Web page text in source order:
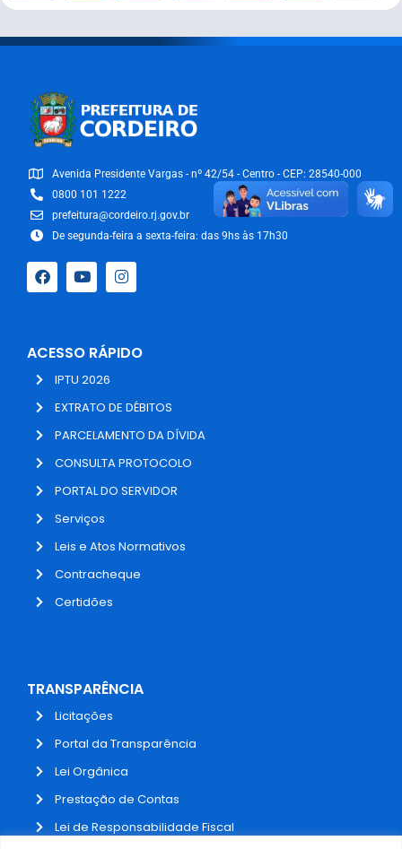
Avenida Presidente Vargas - nº 42/54 - Centro - CEP: 28540-000
0800 101 1222
prefeitura@cordeiro.rj.gov.br
De segunda-feira a sexta-feira: das 9hs às 17h30
ACESSO RÁPIDO
IPTU 2026
EXTRATO DE DÉBITOS
PARCELAMENTO DA DÍVIDA
CONSULTA PROTOCOLO
PORTAL DO SERVIDOR
Serviços
Leis e Atos Normativos
Contracheque
Certidões
TRANSPARÊNCIA
Licitações
Portal da Transparência
Lei Orgânica
Prestação de Contas
Lei de Responsabilidade Fiscal